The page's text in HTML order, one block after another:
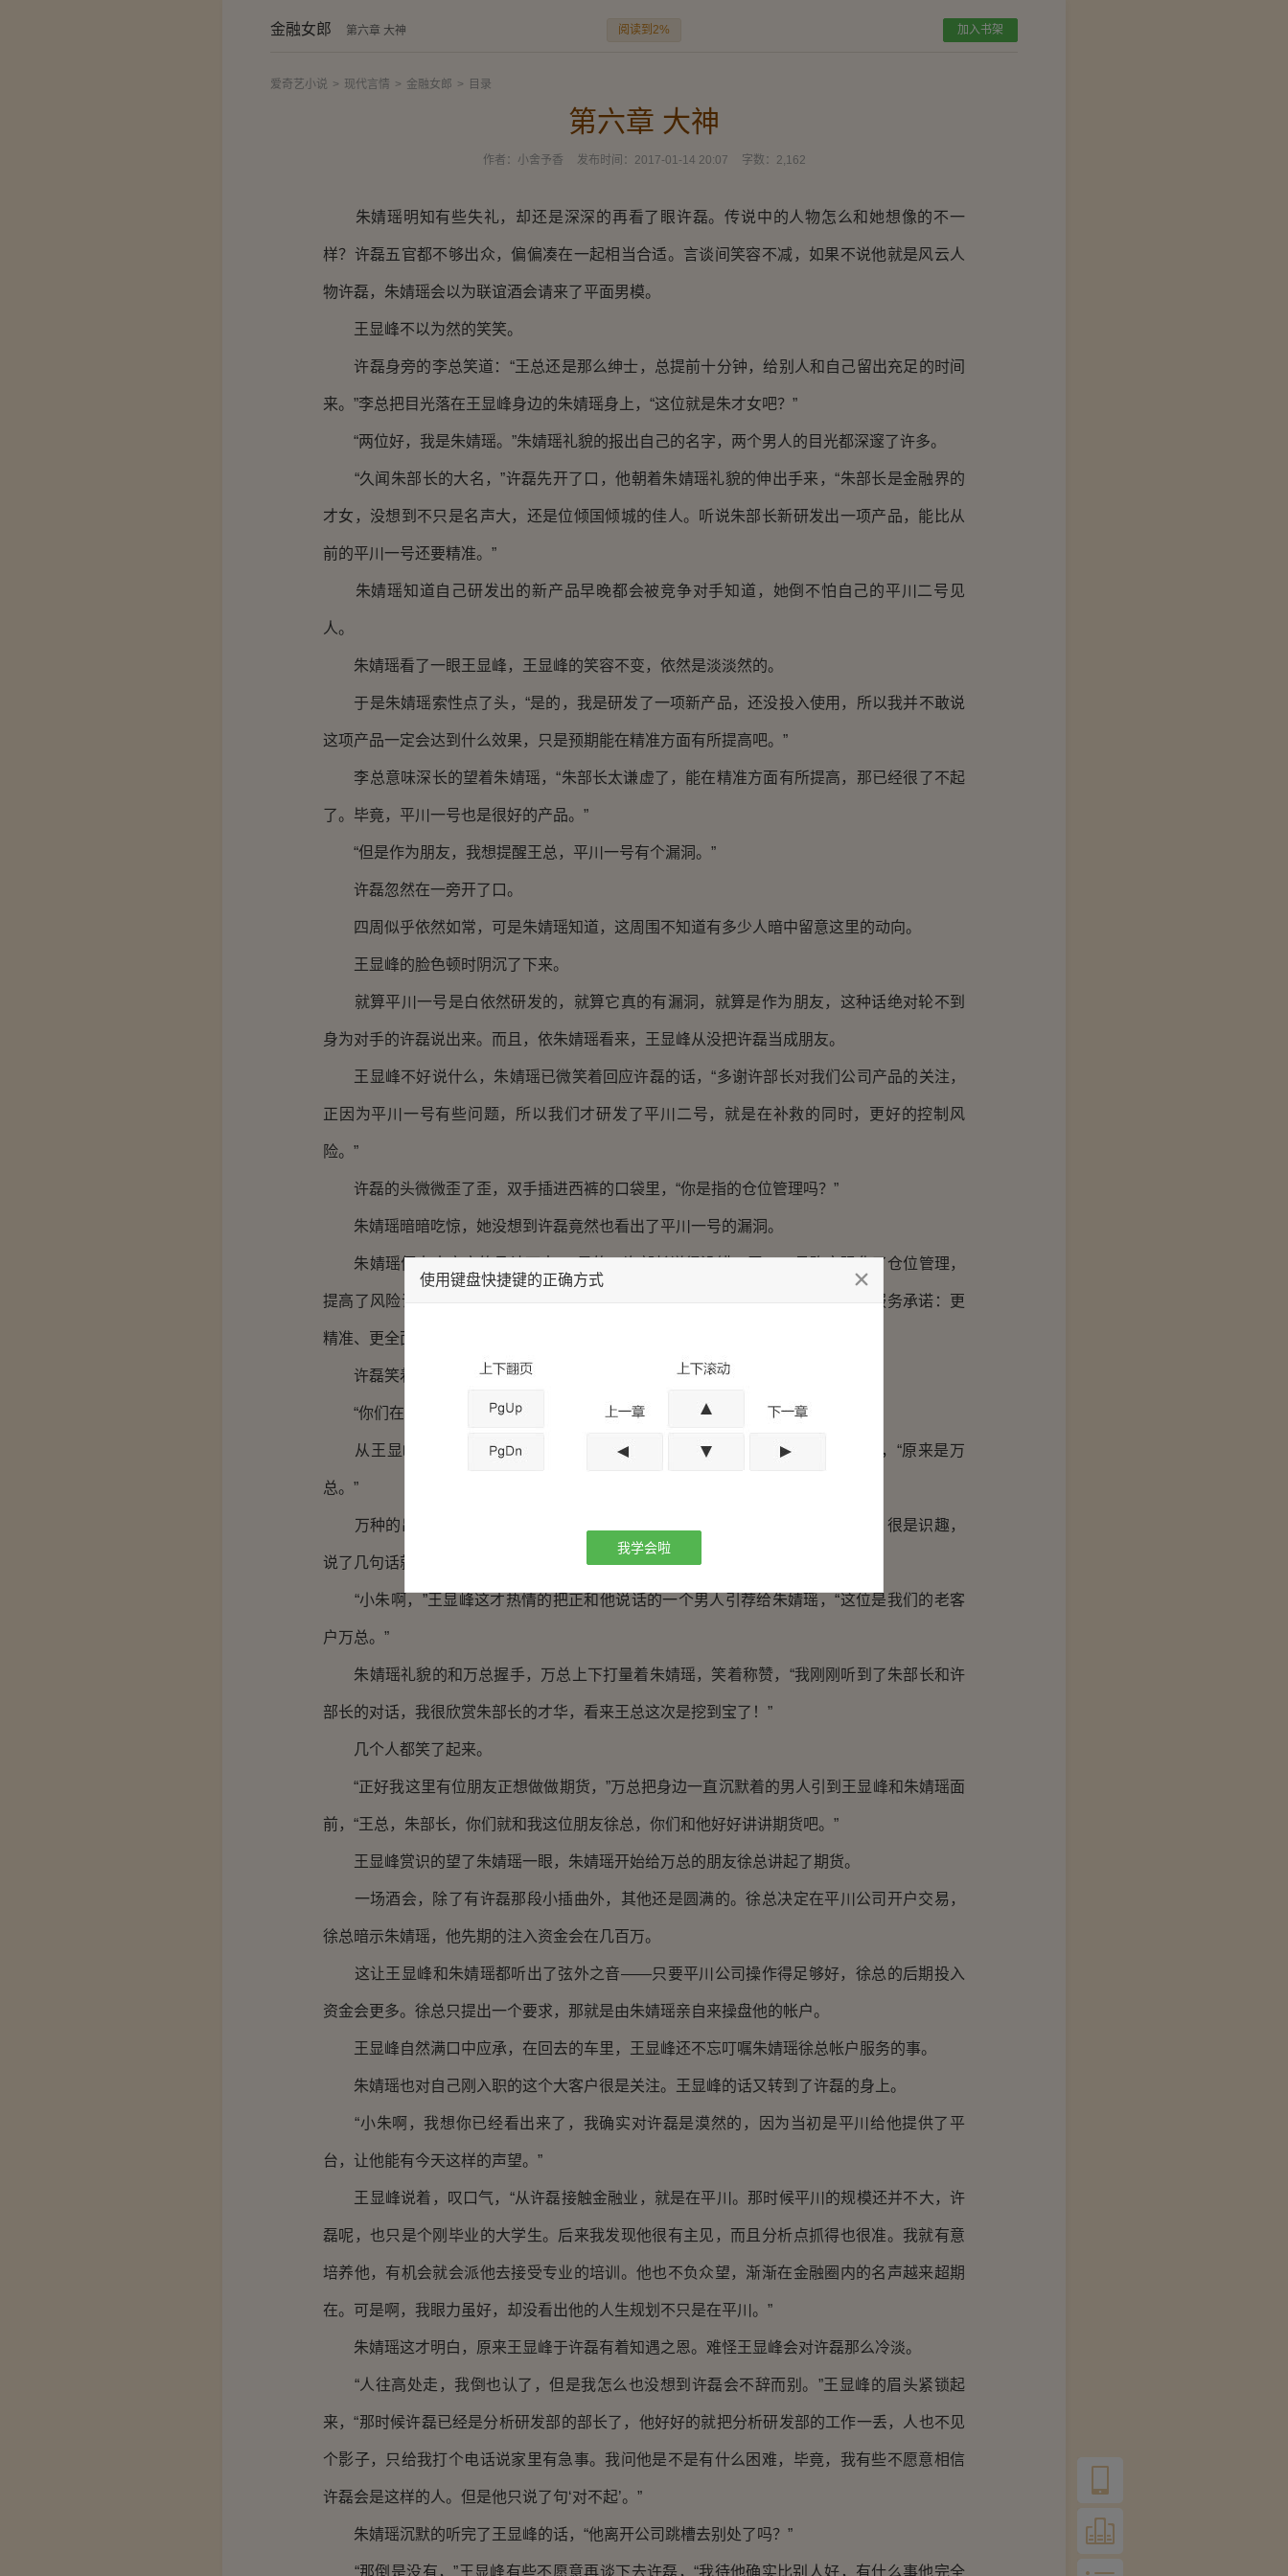
金融女郎 第六章 大神 阅读到2% 加入书架
爱奇艺小说 > 现代言情 > 金融女郎 > 目录
第六章 大神
作者： 小舍予香 发布时间： 2017-01-14 20:07 字数： 2,162
朱婧瑶明知有些失礼，却还是深深的再看了眼许磊。传说中的人物怎么和她想像的不一
样？许磊五官都不够出众，偏偏凑在一起相当合适。言谈间笑容不减，如果不说他就是风云人
物许磊，朱婧瑶会以为联谊酒会请来了平面男模。
王显峰不以为然的笑笑。
许磊身旁的李总笑道：“王总还是那么绅士，总提前十分钟，给别人和自己留出充足的时间
来。”李总把目光落在王显峰身边的朱婧瑶身上，“这位就是朱才女吧？”
“两位好，我是朱婧瑶。”朱婧瑶礼貌的报出自己的名字，两个男人的目光都深邃了许多。
“久闻朱部长的大名，”许磊先开了口，他朝着朱婧瑶礼貌的伸出手来，“朱部长是金融界的
才女，没想到不只是名声大，还是位倾国倾城的佳人。听说朱部长新研发出一项产品，能比从
前的平川一号还要精准。”
朱婧瑶知道自己研发出的新产品早晚都会被竞争对手知道，她倒不怕自己的平川二号见
人。
朱婧瑶看了一眼王显峰，王显峰的笑容不变，依然是淡淡然的。
于是朱婧瑶索性点了头，“是的，我是研发了一项新产品，还没投入使用，所以我并不敢说
这项产品一定会达到什么效果，只是预期能在精准方面有所提高吧。”
李总意味深长的望着朱婧瑶，“朱部长太谦虚了，能在精准方面有所提高，那已经很了不起
了。毕竟，平川一号也是很好的产品。”
“但是作为朋友，我想提醒王总，平川一号有个漏洞。”
许磊忽然在一旁开了口。
四周似乎依然如常，可是朱婧瑶知道，这周围不知道有多少人暗中留意这里的动向。
王显峰的脸色顿时阴沉了下来。
就算平川一号是白依然研发的，就算它真的有漏洞，就算是作为朋友，这种话绝对轮不到
身为对手的许磊说出来。而且，依朱婧瑶看来，王显峰从没把许磊当成朋友。
王显峰不好说什么，朱婧瑶已微笑着回应许磊的话，“多谢许部长对我们公司产品的关注，
正因为平川一号有些问题，所以我们才研发了平川二号，就是在补救的同时，更好的控制风
险。”
许磊的头微微歪了歪，双手插进西裤的口袋里，“你是指的仓位管理吗？”
朱婧瑶暗暗吃惊，她没想到许磊竟然也看出了平川一号的漏洞。
朱婧瑶便大大方方的承认下来，“是的，许部长说得没错，平川二号确实强化了仓位管理，
提高了风险评估，给予客户更高的保障。这就是我们平川公司要为客户所做出的服务承诺：更
精准、更全面、更细致。”
许磊笑着点点头，“朱部长果然厉害。”
“你们在夸奖平川公司的新部长吗？”
从王显峰和朱婧瑶的身后传来了一个男声，王显峰回过头去，马上笑了起来，“原来是万
总。”
万种的出现，让原本有些不融洽的气氛缓和了许多。李总和许磊见有人来了，很是识趣，
说了几句话就离开了。
“小朱啊，”王显峰这才热情的把正和他说话的一个男人引荐给朱婧瑶，“这位是我们的老客
户万总。”
朱婧瑶礼貌的和万总握手，万总上下打量着朱婧瑶，笑着称赞，“我刚刚听到了朱部长和许
部长的对话，我很欣赏朱部长的才华，看来王总这次是挖到宝了！”
几个人都笑了起来。
“正好我这里有位朋友正想做做期货，”万总把身边一直沉默着的男人引到王显峰和朱婧瑶面
前，“王总，朱部长，你们就和我这位朋友徐总，你们和他好好讲讲期货吧。”
王显峰赏识的望了朱婧瑶一眼，朱婧瑶开始给万总的朋友徐总讲起了期货。
一场酒会，除了有许磊那段小插曲外，其他还是圆满的。徐总决定在平川公司开户交易，
徐总暗示朱婧瑶，他先期的注入资金会在几百万。
这让王显峰和朱婧瑶都听出了弦外之音——只要平川公司操作得足够好，徐总的后期投入
资金会更多。徐总只提出一个要求，那就是由朱婧瑶亲自来操盘他的帐户。
王显峰自然满口中应承，在回去的车里，王显峰还不忘叮嘱朱婧瑶徐总帐户服务的事。
朱婧瑶也对自己刚入职的这个大客户很是关注。王显峰的话又转到了许磊的身上。
“小朱啊，我想你已经看出来了，我确实对许磊是漠然的，因为当初是平川给他提供了平
台，让他能有今天这样的声望。”
王显峰说着，叹口气，“从许磊接触金融业，就是在平川。那时候平川的规模还并不大，许
磊呢，也只是个刚毕业的大学生。后来我发现他很有主见，而且分析点抓得也很准。我就有意
培养他，有机会就会派他去接受专业的培训。他也不负众望，渐渐在金融圈内的名声越来超期
在。可是啊，我眼力虽好，却没看出他的人生规划不只是在平川。”
朱婧瑶这才明白，原来王显峰于许磊有着知遇之恩。难怪王显峰会对许磊那么冷淡。
“人往高处走，我倒也认了，但是我怎么也没想到许磊会不辞而别。”王显峰的眉头紧锁起
来，“那时候许磊已经是分析研发部的部长了，他好好的就把分析研发部的工作一丢，人也不见
个影子，只给我打个电话说家里有急事。我问他是不是有什么困难，毕竟，我有些不愿意相信
许磊会是这样的人。但是他只说了句‘对不起’。”
朱婧瑶沉默的听完了王显峰的话，“他离开公司跳槽去别处了吗？”
“那倒是没有，”王显峰有些不愿意再谈下去许磊，“我待他确实比别人好，有什么事他完全
使用键盘快捷键的正确方式
我学会啦